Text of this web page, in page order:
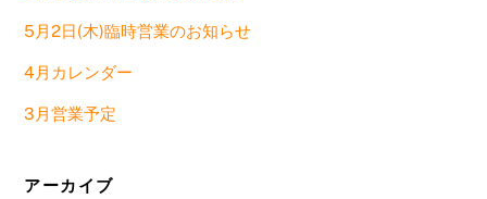
5月2日(木)臨時営業のお知らせ
4月カレンダー
3月営業予定
アーカイブ